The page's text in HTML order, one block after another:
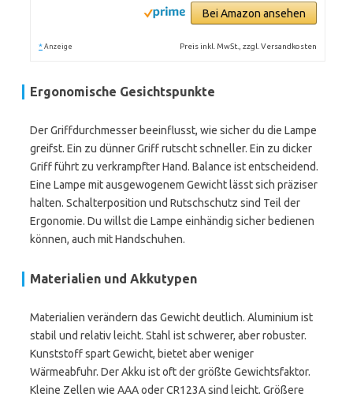
Bei Amazon ansehen
* Anzeige Preis inkl. MwSt., zzgl. Versandkosten
Ergonomische Gesichtspunkte
Der Griffdurchmesser beeinflusst, wie sicher du die Lampe
greifst. Ein zu dünner Griff rutscht schneller. Ein zu dicker
Griff führt zu verkrampfter Hand. Balance ist entscheidend.
Eine Lampe mit ausgewogenem Gewicht lässt sich präziser
halten. Schalterposition und Rutschschutz sind Teil der
Ergonomie. Du willst die Lampe einhändig sicher bedienen
können, auch mit Handschuhen.
Materialien und Akkutypen
Materialien verändern das Gewicht deutlich. Aluminium ist
stabil und relativ leicht. Stahl ist schwerer, aber robuster.
Kunststoff spart Gewicht, bietet aber weniger
Wärmeabfuhr. Der Akku ist oft der größte Gewichtsfaktor.
Kleine Zellen wie AAA oder CR123A sind leicht. Größere